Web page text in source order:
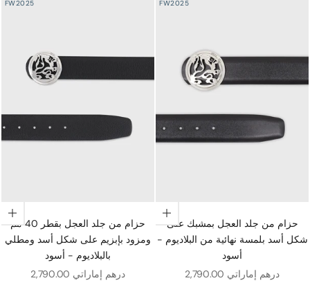
FW2025
اختيار الخيارات
حزام من جلد العجل بقطر 40 مم
ومزود بإبزيم على شكل أسد ومطلي
بالبلاديوم - أسود
سعر البيع 2,790.00 درهم إماراتي
FW2025
اختيار الخيارات
حزام من جلد العجل بمشبك على
شكل أسد بلمسة نهائية من البلاديوم -
أسود
سعر البيع 2,790.00 درهم إماراتي